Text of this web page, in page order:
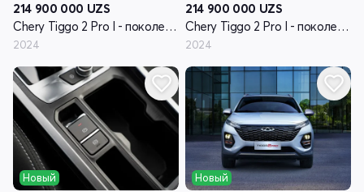
214 900 000 UZS
Chery Tiggo 2 Pro I - поколение
2024
214 900 000 UZS
Chery Tiggo 2 Pro I - поколение
2024
Новый Новый